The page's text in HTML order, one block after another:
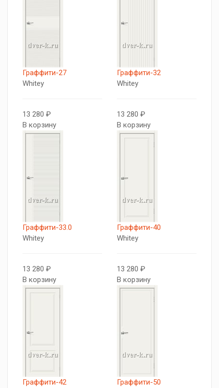
Граффити-27
Whitey
13 280 ₽
В корзину
Граффити-32
Whitey
13 280 ₽
В корзину
Граффити-33.0
Whitey
13 280 ₽
В корзину
Граффити-40
Whitey
13 280 ₽
В корзину
Граффити-42
Граффити-50